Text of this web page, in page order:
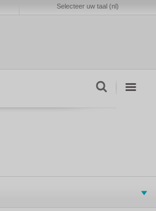
Selecteer uw taal (nl)